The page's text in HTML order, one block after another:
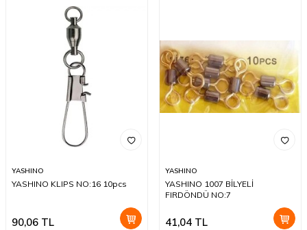
YASHINO
YASHINO KLIPS NO:16 10pcs
90,06 TL
YASHINO
YASHINO 1007 BİLYELİ
FIRDÖNDÜ NO:7
41,04 TL